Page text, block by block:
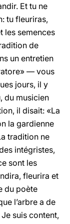
Et tu ne
tu fleuriras,
les semences
de
un entretien
— vous
jours, il y
du musicien
il disait: «La
la gardienne
tradition ne
intégristes,
sont les
fleurira et
du poète
l’arbre a de
suis content,